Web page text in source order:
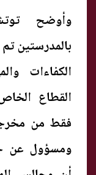
وأوضح
بالمدرستين
الكفاءات
القطاع
فقط من
ومسؤول عن